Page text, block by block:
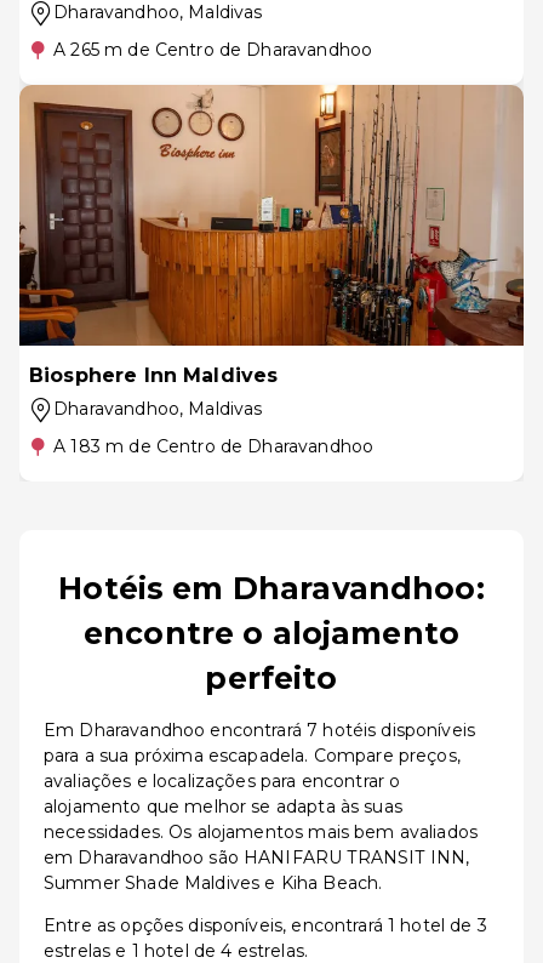
Dharavandhoo, Maldivas
A 265 m de Centro de Dharavandhoo
Biosphere Inn Maldives
Dharavandhoo, Maldivas
A 183 m de Centro de Dharavandhoo
Hotéis em Dharavandhoo:
encontre o alojamento
perfeito
Em Dharavandhoo encontrará 7 hotéis disponíveis
para a sua próxima escapadela. Compare preços,
avaliações e localizações para encontrar o
alojamento que melhor se adapta às suas
necessidades. Os alojamentos mais bem avaliados
em Dharavandhoo são HANIFARU TRANSIT INN,
Summer Shade Maldives e Kiha Beach.
Entre as opções disponíveis, encontrará 1 hotel de 3
estrelas e 1 hotel de 4 estrelas.